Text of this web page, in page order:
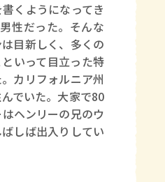
くようになってき
性だった。そんな
目新しく、多くの
いって目立った特
カリフォルニア州
でいた。大家で80
ヘンリーの兄のウ
しば出入りしてい
賞金稼ぎスリーサム！ 二重拘束の…
著／川瀬七緒